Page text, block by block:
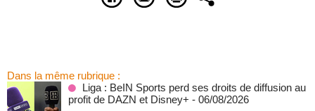
Dans la même rubrique :
Liga : BeIN Sports perd ses droits de diffusion au
profit de DAZN et Disney+ - 06/08/2026